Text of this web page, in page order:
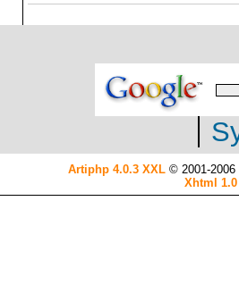
Artiphp 4.0.3 XXL © 2001-
Xhtml